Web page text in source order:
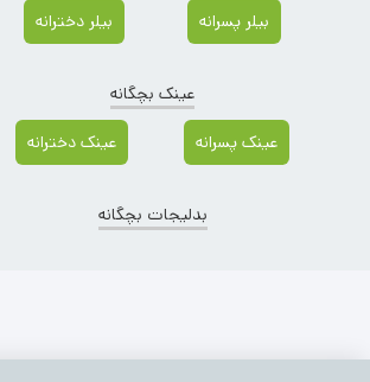
بیلر پسرانه بیلر دخترانه
عینک بچگانه
عینک پسرانه عینک دخترانه
بدلیجات بچگانه